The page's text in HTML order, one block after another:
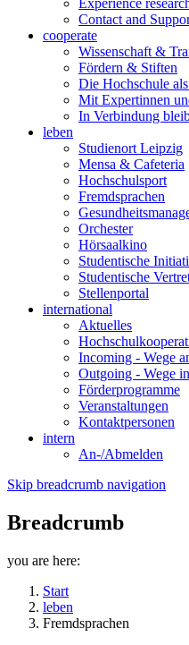
Experience
Contact and
cooperate
Wissenschaft &
Fördern & Stiften
Die Hochschule
Mit Expertinnen
In Verbindung
leben
Studienort Leipzig
Mensa & Cafeteria
Hochschulsport
Fremdsprachen
Orchester
Hörsaalkino
Studentische
Studentische
Stellenportal
international
Aktuelles
Incoming - Wege
Outgoing - Wege
Förderprogramme
Veranstaltungen
Kontaktpersonen
intern
An-/Abmelden
Skip breadcrumb navigation
Breadcrumb
you are here:
Start
leben
Fremdsprachen